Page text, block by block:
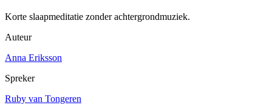
Korte slaapmeditatie zonder achtergrondmuziek.
Auteur
Anna Eriksson
Spreker
Ruby van Tongeren